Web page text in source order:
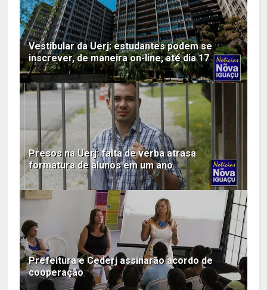
Vestibular da Uerj: estudantes podem se
inscrever, de maneira on-line, até dia 17
Presos na Uerj: falta de verba atrasa
formatura de alunos em um ano
Prefeitura e Cederj assinarão acordo de
cooperação